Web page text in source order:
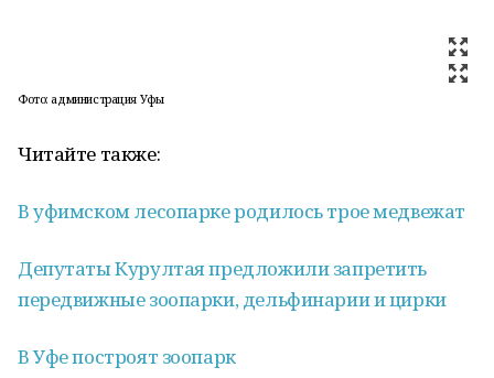
Фото: администрация Уфы
Читайте также:
В уфимском лесопарке родилось трое медвежат
Депутаты Курултая предложили запретить
передвижные зоопарки, дельфинарии и цирки
В Уфе построят зоопарк